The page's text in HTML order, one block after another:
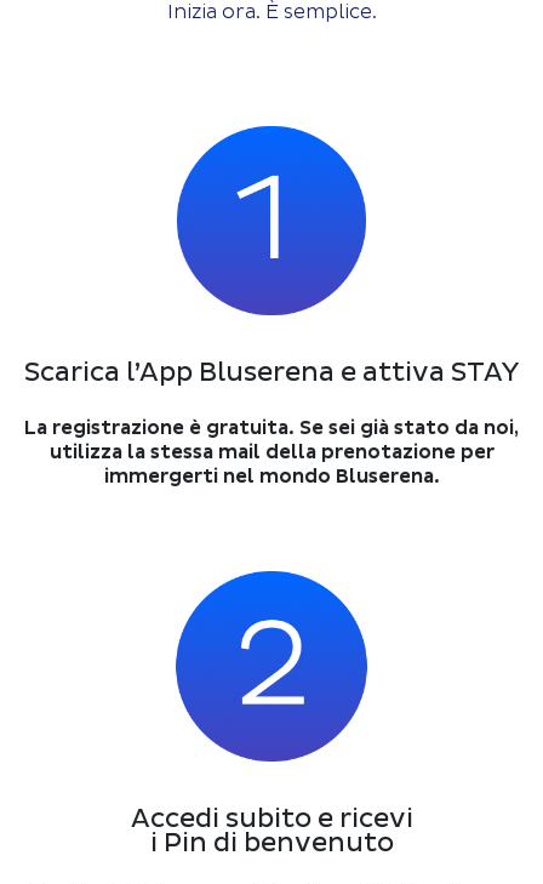
Inizia ora. È semplice.
Scarica l’App Bluserena e attiva STAY
La registrazione è gratuita. Se sei già stato da noi,
utilizza la stessa mail della prenotazione per
immergerti nel mondo Bluserena.
Accedi subito e ricevi
i Pin di benvenuto